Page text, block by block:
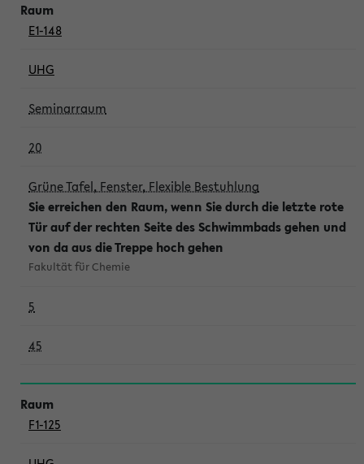
E1-148
UHG
Seminarraum
20
Grüne Tafel, Fenster, Flexible Bestuhlung
Sie erreichen den Raum, wenn Sie durch die letzte rote
Tür auf der rechten Seite des Schwimmbads gehen und
von da aus die Treppe hoch gehen
Fakultät für Chemie
5
45
F1-125